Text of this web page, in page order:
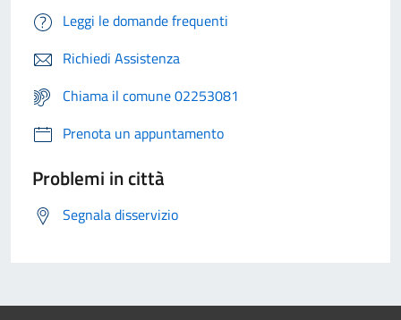
Leggi le domande frequenti
Richiedi Assistenza
Chiama il comune 02253081
Prenota un appuntamento
Problemi in città
Segnala disservizio